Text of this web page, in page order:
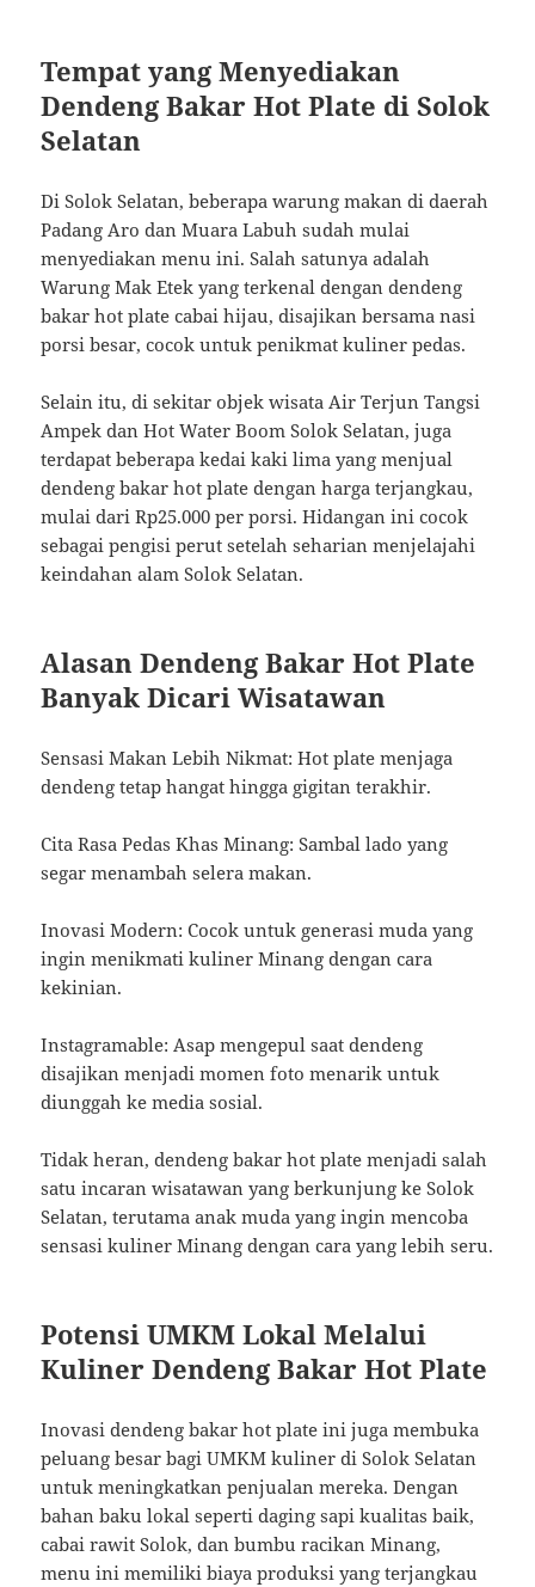
Tempat yang Menyediakan
Dendeng Bakar Hot Plate di Solok
Selatan
Di Solok Selatan, beberapa warung makan di daerah
Padang Aro dan Muara Labuh sudah mulai
menyediakan menu ini. Salah satunya adalah
Warung Mak Etek yang terkenal dengan dendeng
bakar hot plate cabai hijau, disajikan bersama nasi
porsi besar, cocok untuk penikmat kuliner pedas.
Selain itu, di sekitar objek wisata Air Terjun Tangsi
Ampek dan Hot Water Boom Solok Selatan, juga
terdapat beberapa kedai kaki lima yang menjual
dendeng bakar hot plate dengan harga terjangkau,
mulai dari Rp25.000 per porsi. Hidangan ini cocok
sebagai pengisi perut setelah seharian menjelajahi
keindahan alam Solok Selatan.
Alasan Dendeng Bakar Hot Plate
Banyak Dicari Wisatawan
Sensasi Makan Lebih Nikmat: Hot plate menjaga
dendeng tetap hangat hingga gigitan terakhir.
Cita Rasa Pedas Khas Minang: Sambal lado yang
segar menambah selera makan.
Inovasi Modern: Cocok untuk generasi muda yang
ingin menikmati kuliner Minang dengan cara
kekinian.
Instagramable: Asap mengepul saat dendeng
disajikan menjadi momen foto menarik untuk
diunggah ke media sosial.
Tidak heran, dendeng bakar hot plate menjadi salah
satu incaran wisatawan yang berkunjung ke Solok
Selatan, terutama anak muda yang ingin mencoba
sensasi kuliner Minang dengan cara yang lebih seru.
Potensi UMKM Lokal Melalui
Kuliner Dendeng Bakar Hot Plate
Inovasi dendeng bakar hot plate ini juga membuka
peluang besar bagi UMKM kuliner di Solok Selatan
untuk meningkatkan penjualan mereka. Dengan
bahan baku lokal seperti daging sapi kualitas baik,
cabai rawit Solok, dan bumbu racikan Minang,
menu ini memiliki biaya produksi yang terjangkau